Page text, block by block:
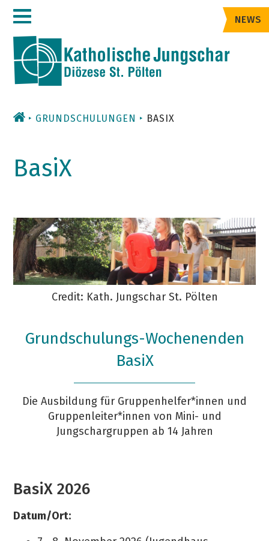
Zum
Inhalt
NEWS
GRUNDSCHULUNGEN BASIX
BasiX
Credit: Kath. Jungschar St. Pölten
Grundschulungs-Wochenenden
BasiX
Die Ausbildung für Gruppenhelfer*innen und
Gruppenleiter*innen von Mini- und
Jungschargruppen ab 14 Jahren
BasiX 2026
Datum/Ort: